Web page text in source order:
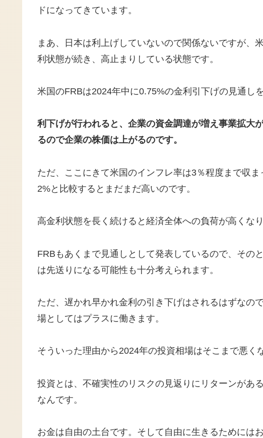
ドになってきています。
まあ、日本は利上げしていないので関係ないですが、
利状態が続き、高止まりしている状態です。
米国のFRBは2024年中に0.75%の金利引下げの見通し
利下げが行われると、企業の資金調達が増え事業拡大
るので企業の株価は上がるのです。
ただ、ここにきて米国のインフレ率は3％程度まで収
2%と比較するとまだまだ高いのです。
高金利状態を長く続けると経済全体への負荷が高くな
FRBもあくまで見通しとして発表しているので、その
は先送りになる可能性も十分考えられます。
ただ、遅かれ早かれ金利の引き下げはされるはずなの
場としてはプラスに働きます。
そういった理由から2024年の投資相場はそこまで悪く
投資とは、不確実性のリスクの見返りにリターンがあ
なんです。
お金は自由の土台です。そして自由に生きるためには